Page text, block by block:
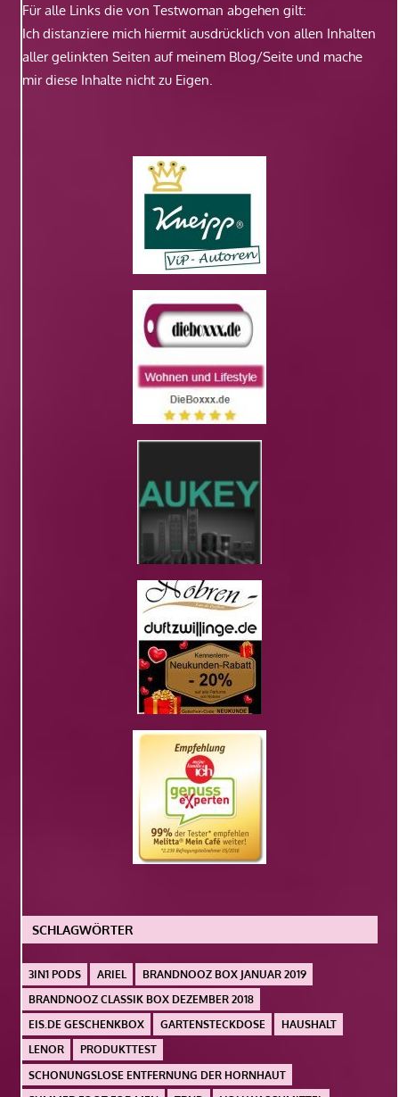
Für alle Links die von Testwoman abgehen gilt:
Ich distanziere mich hiermit ausdrücklich von allen Inhalten
aller gelinkten Seiten auf meinem Blog/Seite und mache
mir diese Inhalte nicht zu Eigen.
SCHLAGWÖRTER
3IN1 PODS ARIEL
BRANDNOOZ BOX JANUAR 2019
BRANDNOOZ CLASSIK BOX DEZEMBER 2018
EIS.DE GESCHENKBOX
GARTENSTECKDOSE
HAUSHALT
LENOR
PRODUKTTEST
SCHONUNGSLOSE ENTFERNUNG DER HORNHAUT